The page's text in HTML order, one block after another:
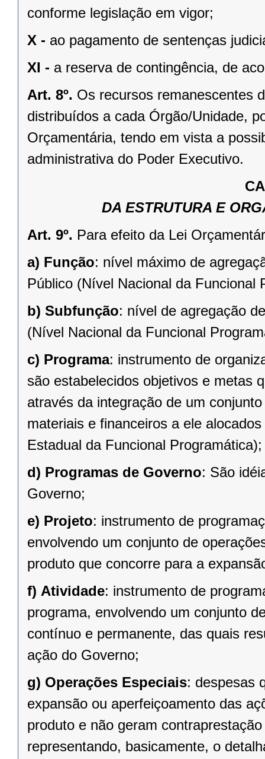
conforme legislação em vigor;
X - ao pagamento de sentenças
XI - a reserva de contingência, de
Art. 8º. Os recursos remanescentes
distribuídos a cada Órgão/Unidade,
Orçamentária, tendo em vista a
administrativa do Poder Executivo.
DA ESTRUTURA E
Art. 9º. Para efeito da Lei
a) Função: nível máximo de
Público (Nível Nacional da Funcional
b) Subfunção: nível de agregação
(Nível Nacional da Funcional
c) Programa: instrumento de
são estabelecidos objetivos e metas
através da integração de um
materiais e financeiros a ele
Estadual da Funcional Programática);
d) Programas de Governo: São
Governo;
e) Projeto: instrumento de
envolvendo um conjunto de
produto que concorre para a
f) Atividade: instrumento de
programa, envolvendo um conjunto
contínuo e permanente, das quais
ação do Governo;
g) Operações Especiais: despesas
expansão ou aperfeiçoamento das
produto e não geram
representando, basicamente, o